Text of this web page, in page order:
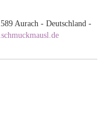
Aurach - Deutschland -